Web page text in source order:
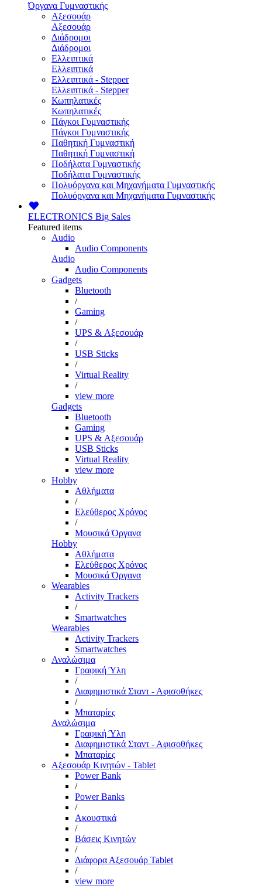
Όργανα Γυμναστικής
Αξεσουάρ
Αξεσουάρ
Διάδρομοι
Διάδρομοι
Ελλειπτικά
Ελλειπτικά
Ελλειπτικά - Stepper
Ελλειπτικά - Stepper
Κωπηλατικές
Κωπηλατικές
Πάγκοι Γυμναστικής
Πάγκοι Γυμναστικής
Παθητική Γυμναστική
Παθητική Γυμναστική
Ποδήλατα Γυμναστικής
Ποδήλατα Γυμναστικής
Πολυόργανα και Μηχανήματα Γυμναστικής
Πολυόργανα και Μηχανήματα Γυμναστικής
ELECTRONICS Big Sales
Featured items
Audio
Audio Components
Audio
Audio Components
Gadgets
Bluetooth
/
Gaming
/
UPS & Αξεσουάρ
/
USB Sticks
/
Virtual Reality
/
view more
Gadgets
Bluetooth
Gaming
UPS & Αξεσουάρ
USB Sticks
Virtual Reality
view more
Hobby
Αθλήματα
/
Ελεύθερος Χρόνος
/
Μουσικά Όργανα
Hobby
Αθλήματα
Ελεύθερος Χρόνος
Μουσικά Όργανα
Wearables
Activity Trackers
/
Smartwatches
Wearables
Activity Trackers
Smartwatches
Αναλώσιμα
Γραφική Ύλη
/
Διαφημιστικά Σταντ - Αφισοθήκες
/
Μπαταρίες
Αναλώσιμα
Γραφική Ύλη
Διαφημιστικά Σταντ - Αφισοθήκες
Μπαταρίες
Αξεσουάρ Κινητών - Tablet
Power Bank
/
Power Banks
/
Ακουστικά
/
Βάσεις Κινητών
/
Διάφορα Αξεσουάρ Tablet
/
view more